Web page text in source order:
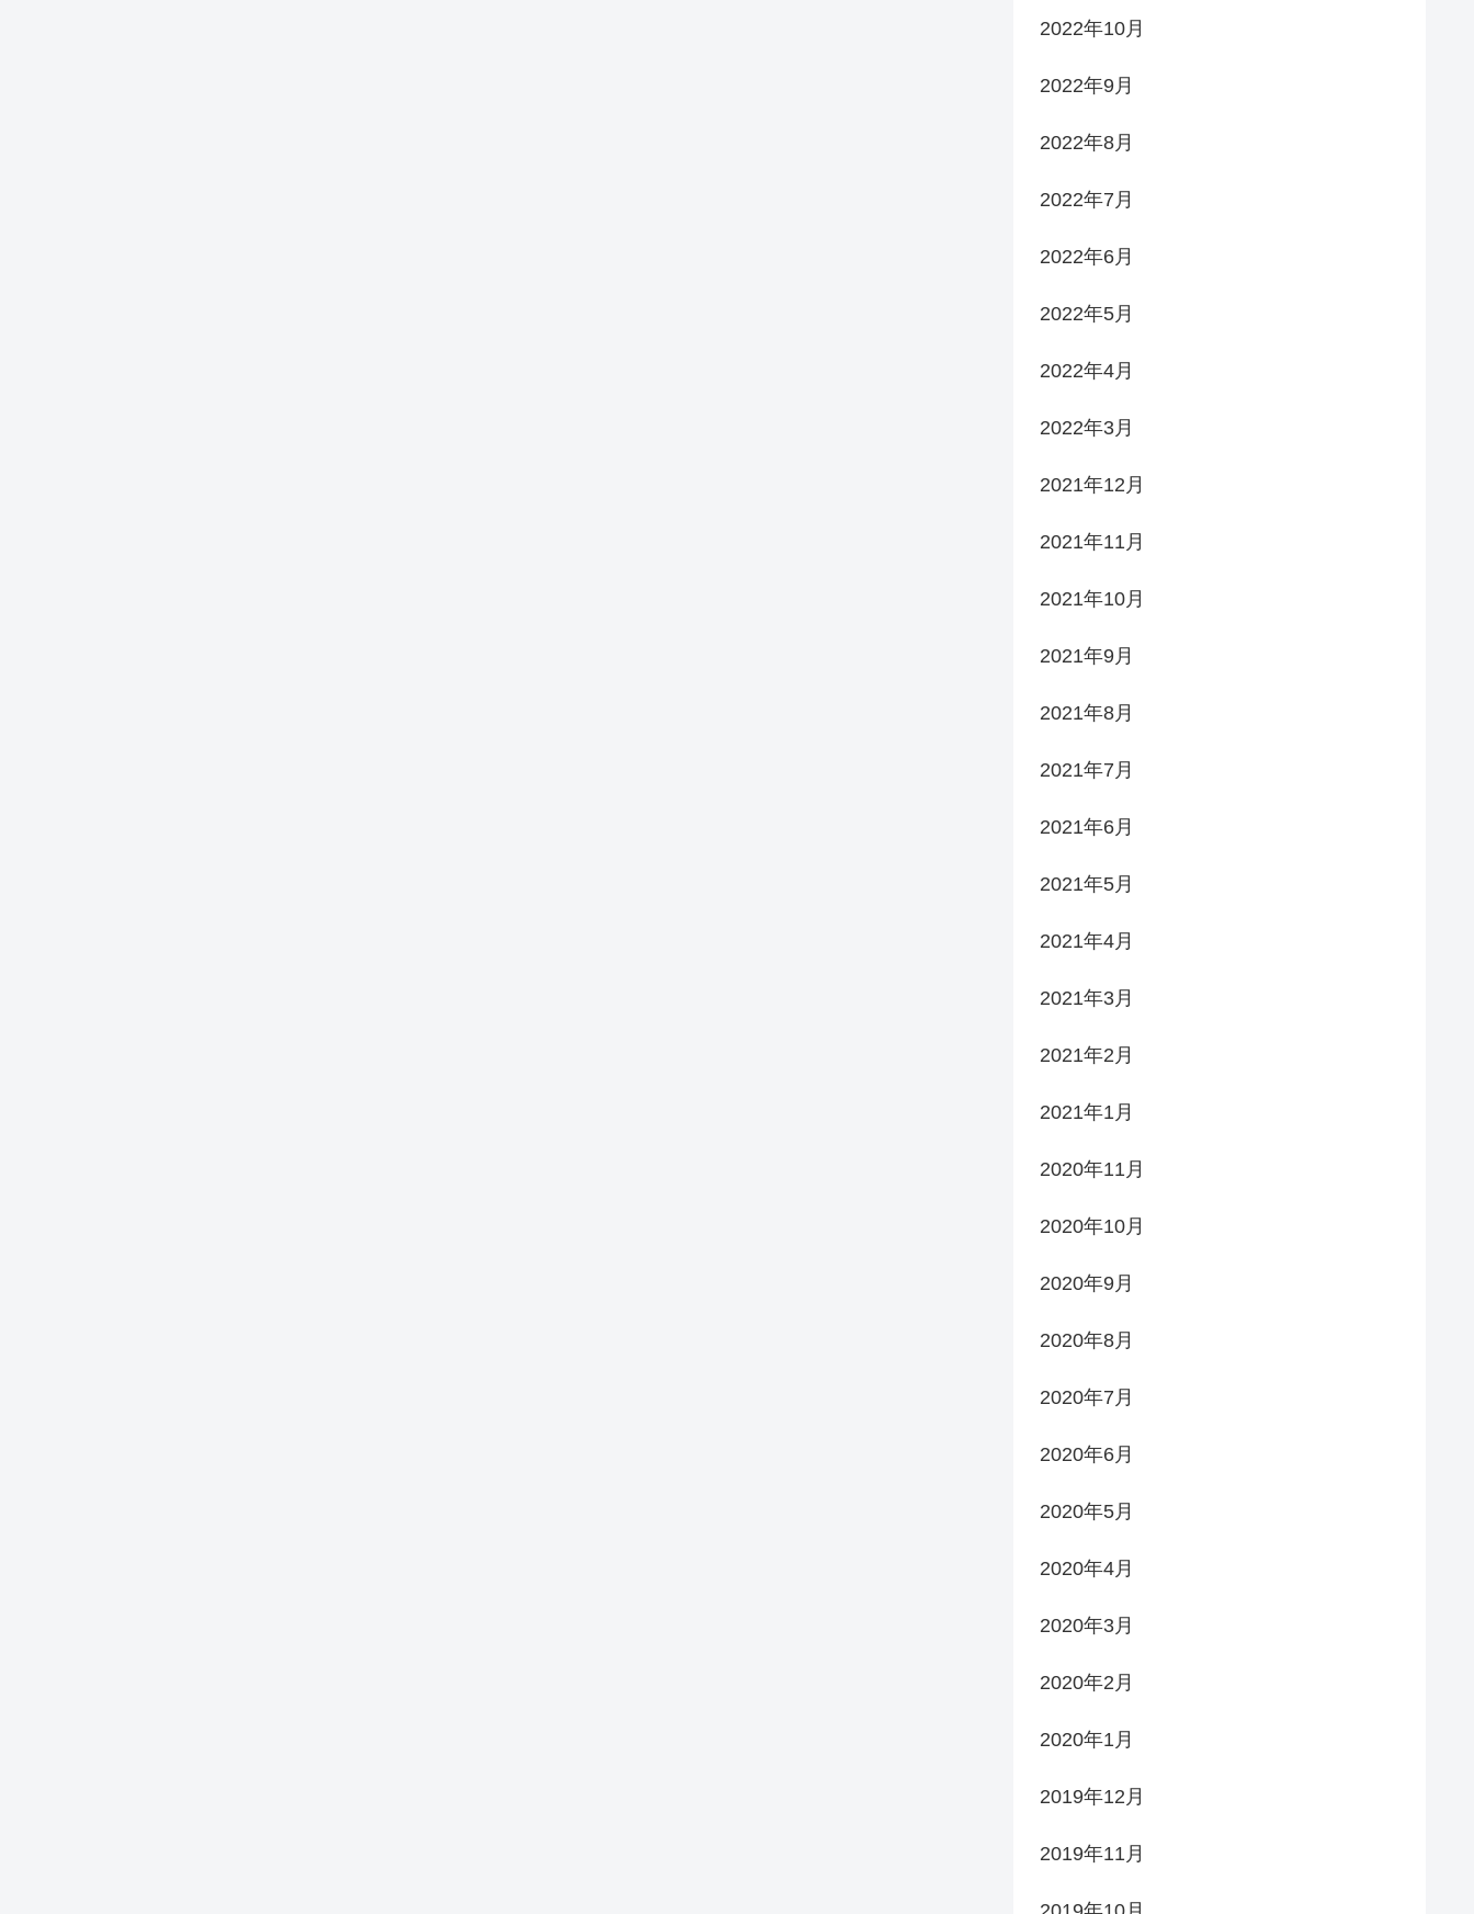
2022年10月
2022年9月
2022年8月
2022年7月
2022年6月
2022年5月
2022年4月
2022年3月
2021年12月
2021年11月
2021年10月
2021年9月
2021年8月
2021年7月
2021年6月
2021年5月
2021年4月
2021年3月
2021年2月
2021年1月
2020年11月
2020年10月
2020年9月
2020年8月
2020年7月
2020年6月
2020年5月
2020年4月
2020年3月
2020年2月
2020年1月
2019年12月
2019年11月